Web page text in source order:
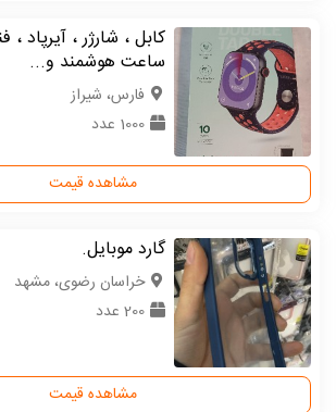
کابل ، شارژر ، آیرپاد
ساعت هوشمند و...
فارس، شیراز
1000 عدد
مشاهده قیمت
گارد موبایل.
خراسان رضوی، مشهد
200 عدد
مشاهده قیمت